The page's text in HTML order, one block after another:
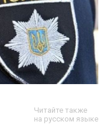
Читайте также
на русском языке